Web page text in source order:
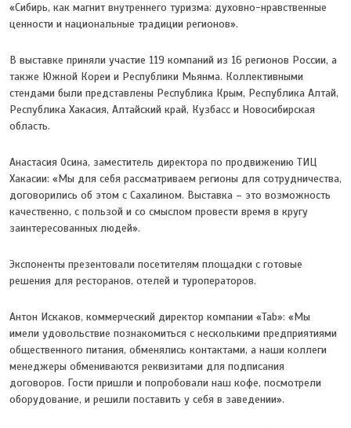
«Сибирь, как магнит внутреннего туризма: духовно-нравственные
ценности и национальные традиции регионов».
В выставке приняли участие 119 компаний из 16 регионов России, а
также Южной Кореи и Республики Мьянма. Коллективными
стендами были представлены Республика Крым, Республика Алтай,
Республика Хакасия, Алтайский край, Кузбасс и Новосибирская
область.
Анастасия Осина, заместитель директора по продвижению ТИЦ
Хакасии: «Мы для себя рассматриваем регионы для сотрудничества,
договорились об этом с Сахалином. Выставка – это возможность
качественно, с пользой и со смыслом провести время в кругу
заинтересованных людей».
Экспоненты презентовали посетителям площадки с готовые
решения для ресторанов, отелей и туроператоров.
Антон Искаков, коммерческий директор компании «Tab»: «Мы
имели удовольствие познакомиться с несколькими предприятиями
общественного питания, обменялись контактами, а наши коллеги
менеджеры обмениваются реквизитами для подписания
договоров. Гости пришли и попробовали наш кофе, посмотрели
оборудование, и решили поставить у себя в заведении».